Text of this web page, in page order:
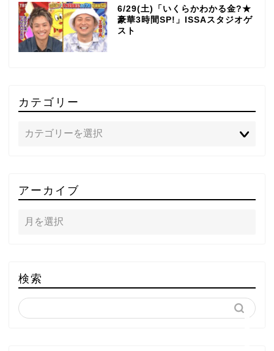
6/29(土)「いくらかわかる金?★
豪華3時間SP!」ISSAスタジオゲ
スト
カテゴリー
アーカイブ
検索
～DA PUMP YORIの晴れ
ばれラジオ～